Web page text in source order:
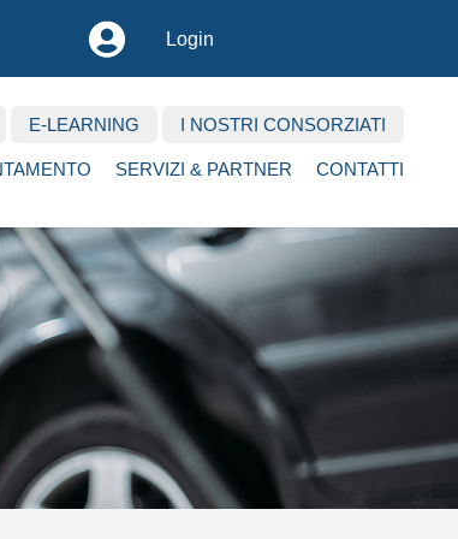
User
account
menu
Login
E-LEARNING I NOSTRI CONSORZIATI
SERVIZI & PARTNER CONTATTI